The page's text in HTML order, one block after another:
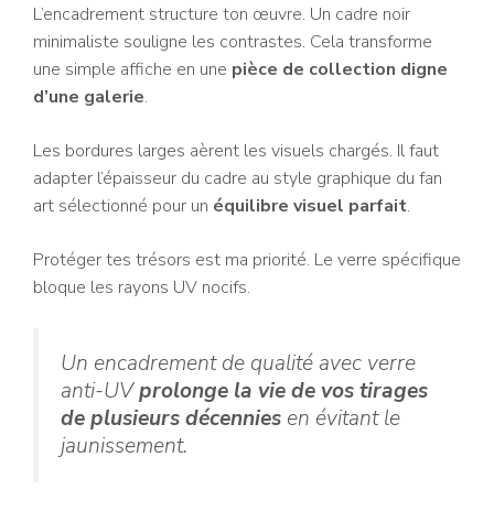
L’encadrement structure ton œuvre. Un cadre noir
minimaliste souligne les contrastes. Cela transforme
une simple affiche en une pièce de collection digne
d’une galerie.
Les bordures larges aèrent les visuels chargés. Il faut
adapter l’épaisseur du cadre au style graphique du fan
art sélectionné pour un équilibre visuel parfait.
Protéger tes trésors est ma priorité. Le verre spécifique
bloque les rayons UV nocifs.
Un encadrement de qualité avec verre
anti-UVprolonge la vie de vos tirages
de plusieurs décennies en évitant le
jaunissement.